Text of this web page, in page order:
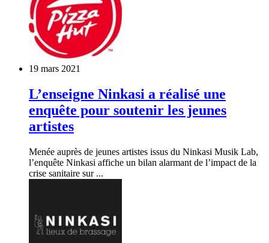
19 mars 2021
L’enseigne Ninkasi a réalisé une
enquête pour soutenir les jeunes
artistes
Menée auprès de jeunes artistes issus du Ninkasi Musik Lab,
l’enquête Ninkasi affiche un bilan alarmant de l’impact de la
crise sanitaire sur ...